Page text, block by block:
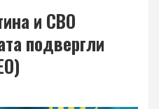
и СВО
подвергли